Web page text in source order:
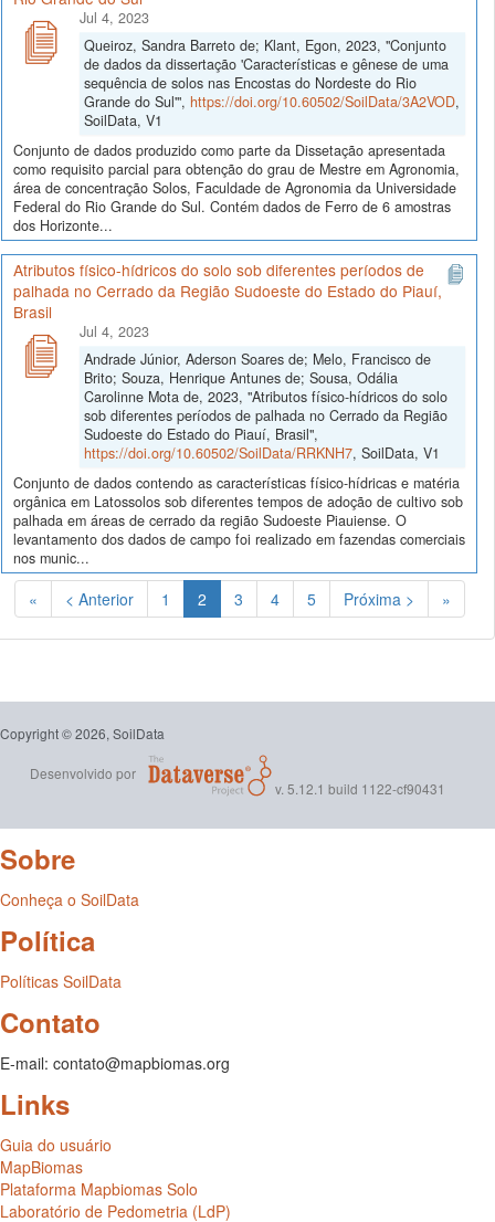
Jul 4, 2023
Queiroz, Sandra Barreto de; Klant, Egon, 2023, "Conjunto
de dados da dissertação 'Características e gênese de uma
sequência de solos nas Encostas do Nordeste do Rio
Grande do Sul'", https://doi.org/10.60502/SoilData/3A2VOD,
SoilData, V1
Conjunto de dados produzido como parte da Dissetação apresentada
como requisito parcial para obtenção do grau de Mestre em Agronomia,
área de concentração Solos, Faculdade de Agronomia da Universidade
Federal do Rio Grande do Sul. Contém dados de Ferro de 6 amostras
dos Horizonte...
Atributos físico-hídricos do solo sob diferentes períodos de
palhada no Cerrado da Região Sudoeste do Estado do Piauí,
Brasil
Jul 4, 2023
Andrade Júnior, Aderson Soares de; Melo, Francisco de
Brito; Souza, Henrique Antunes de; Sousa, Odália
Carolinne Mota de, 2023, "Atributos físico-hídricos do solo
sob diferentes períodos de palhada no Cerrado da Região
Sudoeste do Estado do Piauí, Brasil",
https://doi.org/10.60502/SoilData/RRKNH7, SoilData, V1
Conjunto de dados contendo as características físico-hídricas e matéria
orgânica em Latossolos sob diferentes tempos de adoção de cultivo sob
palhada em áreas de cerrado da região Sudoeste Piauiense. O
levantamento dos dados de campo foi realizado em fazendas comerciais
nos munic...
« < Anterior 1 2(Atual)
3 4 5 Próxima > »
Copyright © 2026, SoilData
Desenvolvido por
v. 5.12.1 build 1122-cf90431
Sobre
Conheça o SoilData
Política
Políticas SoilData
Contato
E-mail: contato@mapbiomas.org
Links
Guia do usuário
MapBiomas
Plataforma Mapbiomas Solo
Laboratório de Pedometria (LdP)